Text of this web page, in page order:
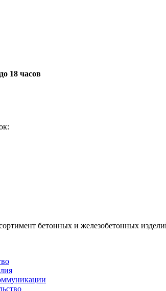
18 часов
бетонных и железобетонных